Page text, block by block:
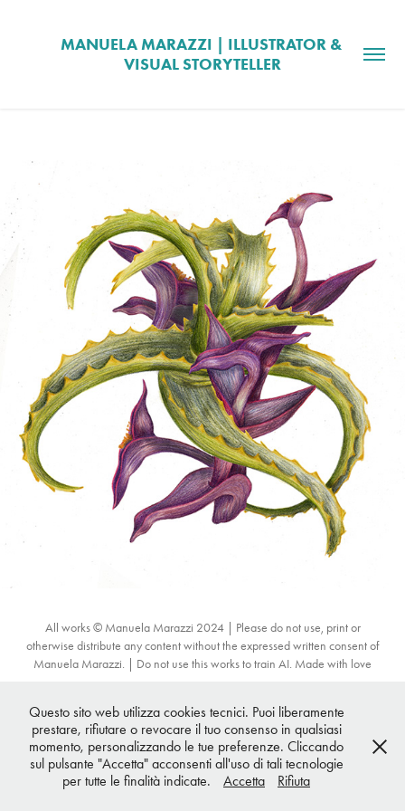
MANUELA MARAZZI | ILLUSTRATOR &
VISUAL STORYTELLER
All works © Manuela Marazzi 2024 | Please do not use, print or
otherwise distribute any content without the expressed written consent of
Manuela Marazzi. | Do not use this works to train AI. Made with love
Questo sito web utilizza cookies tecnici. Puoi liberamente
prestare, rifiutare o revocare il tuo consenso in qualsiasi
momento, personalizzando le tue preferenze. Cliccando
sul pulsante "Accetta" acconsenti all'uso di tali tecnologie
per tutte le finalità indicate.
Accetta Rifiuta